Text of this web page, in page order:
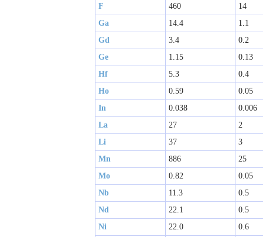
F
460 14
Ga
14.4 1.1
Gd
3.4 0.2
Ge
1.15 0.13
Hf
5.3 0.4
Ho
0.59 0.05
In
0.038 0.006
La
27 2
Li
37 3
Mn
886 25
Mo
0.82 0.05
Nb
11.3 0.5
Nd
22.1 0.5
Ni
22.0 0.6